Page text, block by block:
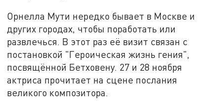
Орнелла Мути нередко бывает в Москве и
других городах, чтобы поработать или
развлечься. В этот раз её визит связан с
постановкой "Героическая жизнь гения",
посвящённой Бетховену. 27 и 28 ноября
актриса прочитает на сцене послания
великого композитора.